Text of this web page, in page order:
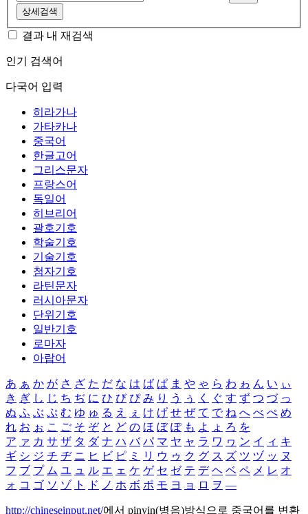
상세검색
결과 내 재검색
인기 검색어
다국어 입력
히라가나
가타카나
중국어
한글고어
그리스문자
프랑스어
독일어
히브리어
괄호기호
학술기호
기술기호
첨자기호
라틴문자
러시아문자
단위기호
일반기호
로마자
아랍어
あ ぁ か が さ ざ た だ な は ば ぱ ま や ゃ ら わ ゎ ん い ぃ
き ぎ し じ ち ぢ に ひ び ぴ み り う ぅ く ぐ す ず つ づ っ
ぬ ふ ぶ ぷ む ゆ ゅ る え ぇ け げ せ ぜ て で ね へ べ ぺ め
れ お ぉ こ ご そ ぞ と ど の ほ ぼ ぽ も よ ょ ろ を
ア ァ カ サ ザ タ ダ ナ ハ バ パ マ ヤ ャ ラ ワ ヮ ン イ ィ キ
ギ シ ジ チ ヂ ニ ヒ ビ ピ ミ リ ウ ゥ ク グ ス ズ ツ ヅ ッ ヌ
フ ブ プ ム ユ ュ ル エ ェ ケ ゲ セ ゼ テ デ ヘ ベ ペ メ レ オ
ォ コ ゴ ソ ゾ ト ド ノ ホ ボ ポ モ ヨ ョ ロ ヲ ―
http://chineseinput.net/에서 pinyin(병음)방식으로 중국어를 변환